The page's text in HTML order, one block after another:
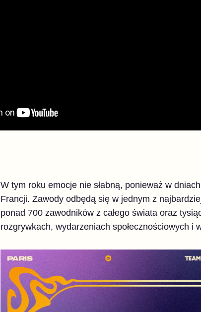
W tym roku emocje nie słabną, ponieważ w
Francji. Zawody odbędą się w jednym z
ponad 700 zawodników z całego świata oraz
rozgrywkach, wydarzeniach społecznościowych